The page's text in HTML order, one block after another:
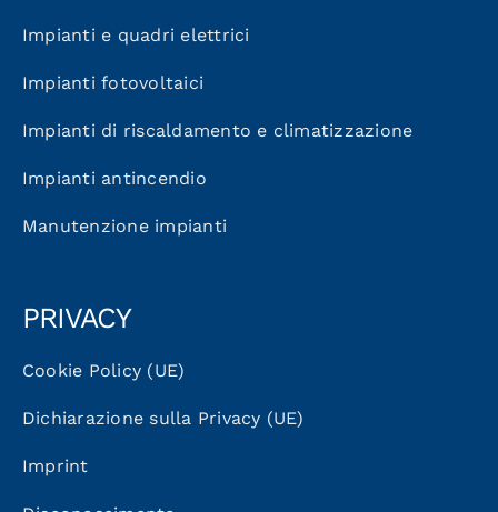
Impianti e quadri elettrici
Impianti fotovoltaici
Impianti di riscaldamento e climatizzazione
Impianti antincendio
Manutenzione impianti
PRIVACY
Cookie Policy (UE)
Dichiarazione sulla Privacy (UE)
Imprint